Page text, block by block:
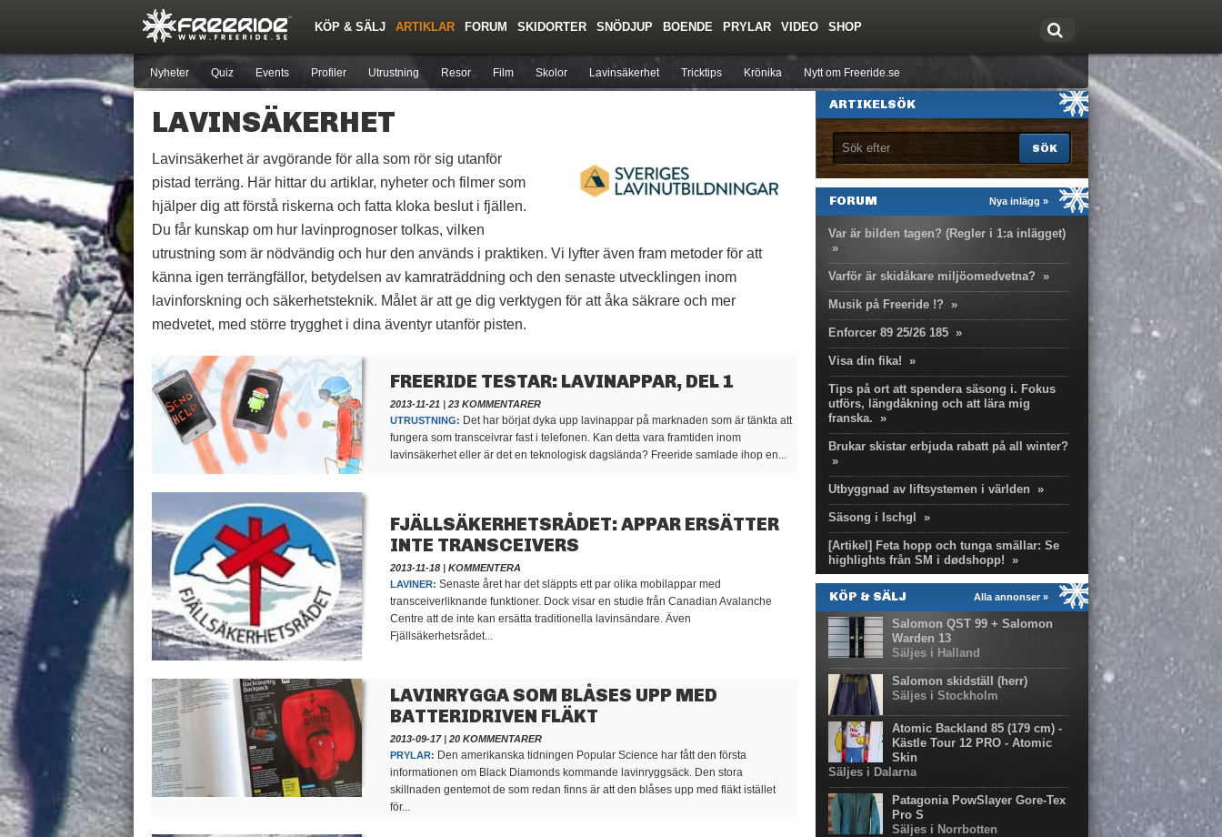
KÖP & SÄLJ ARTIKLAR
Nyheter Quiz Events Profiler Utrustning Resor Film Skolor Lavinsäkerhet Tricktips Krönika Nytt om Freeride.se
FORUM
Nya inlägg Forumlista
SKIDORTER
Snöfallstoppen Topplistor
SNÖDJUP BOENDE PRYLAR
Skidor Pjäxor
VIDEO
Årets Krasch
SHOP
LAVINSÄKERHET
Lavinsäkerhet är avgörande för alla som rör sig utanför
pistad terräng. Här hittar du artiklar, nyheter och filmer som
hjälper dig att förstå riskerna och fatta kloka beslut i fjällen.
Du får kunskap om hur lavinprognoser tolkas, vilken
utrustning som är nödvändig och hur den används i praktiken. Vi lyfter även fram metoder för att
känna igen terrängfällor, betydelsen av kamraträddning och den senaste utvecklingen inom
lavinforskning och säkerhetsteknik. Målet är att ge dig verktygen för att åka säkrare och mer
medvetet, med större trygghet i dina äventyr utanför pisten.
FREERIDE TESTAR: LAVINAPPAR, DEL 1
2013-11-21 | 23 KOMMENTARER
UTRUSTNING: Det har börjat dyka upp lavinappar på marknaden som är tänkta att
fungera som transceivrar fast i telefonen. Kan detta vara framtiden inom
lavinsäkerhet eller är det en teknologisk dagslända? Freeride samlade ihop en...
FJÄLLSÄKERHETSRÅDET: APPAR ERSÄTTER
INTE TRANSCEIVERS
2013-11-18 | KOMMENTERA
LAVINER: Senaste året har det släppts ett par olika mobilappar med
transceiverliknande funktioner. Dock visar en studie från Canadian Avalanche
Centre att de inte kan ersätta traditionella lavinsändare. Även
Fjällsäkerhetsrådet...
LAVINRYGGA SOM BLÅSES UPP MED
BATTERIDRIVEN FLÄKT
2013-09-17| 20 KOMMENTARER
PRYLAR: Den amerikanska tidningen Popular Science har fått den första
informationen om Black Diamonds kommande lavinryggsäck. Den stora
skillnaden gentemot de som redan finns är att den blåses upp med fläkt istället
för...
ARTIKELSÖK
Nya inlägg »
FORUM
Var är bilden tagen? (Regler i 1:a inlägget)
»
Varför är skidåkare miljöomedvetna? »
Musik på Freeride !? »
Enforcer 89 25/26 185 »
Visa din fika! »
Tips på ort att spendera säsong i. Fokus
utförs, längdåkning och att lära mig
franska. »
Brukar skistar erbjuda rabatt på all winter?
»
Utbyggnad av liftsystemen i världen »
Säsong i Ischgl »
[Artikel] Feta hopp och tunga smällar: Se
highlights från SM i dødshopp! »
Alla annonser »
KÖP & SÄLJ
Salomon QST 99 + Salomon
Warden 13
Säljes i Halland
Salomon skidställ (herr)
Säljes i Stockholm
Atomic Backland 85 (179 cm) -
Kästle Tour 12 PRO - Atomic
Skin
Säljes i Dalarna
Patagonia PowSlayer Gore-Tex
Pro S
Säljes i Norrbotten